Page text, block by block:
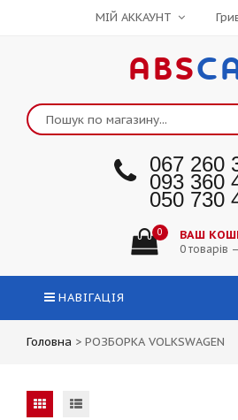
МІЙ АККАУНТ
ABS
067 260
093 360
050 730
0 ВАШ
0 товарів
НАВІГАЦІЯ
Головна > РОЗБОРКА VOLKSWAGEN